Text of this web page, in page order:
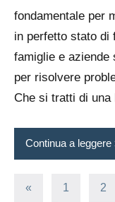
fondamentale per
in perfetto stato di
famiglie e aziende
per risolvere
Che si tratti di
Continua a leggere
« Articolo1 2